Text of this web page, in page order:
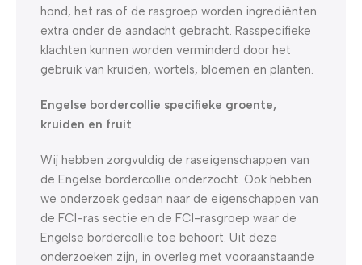
hond, het ras of de rasgroep worden ingrediënten
extra onder de aandacht gebracht. Rasspecifieke
klachten kunnen worden verminderd door het
gebruik van kruiden, wortels, bloemen en planten.
Engelse bordercollie specifieke groente,
kruiden en fruit
Wij hebben zorgvuldig de raseigenschappen van
de Engelse bordercollie onderzocht. Ook hebben
we onderzoek gedaan naar de eigenschappen van
de FCI-ras sectie en de FCI-rasgroep waar de
Engelse bordercollie toe behoort. Uit deze
onderzoeken zijn, in overleg met vooraanstaande